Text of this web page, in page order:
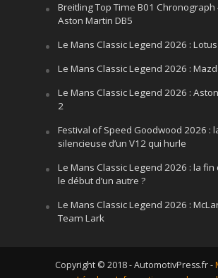
Breitling Top Time B01 Chronograph
Aston Martin DB5
Le Mans Classic Legend 2026 : Lotus
Le Mans Classic Legend 2026 :
Le Mans Classic Legend 2026 :
2
Festival of Speed Goodwood 2026 :
silencieuse d’un V12 qui hurle
Le Mans Classic Legend 2026 : la fin
le début d’un autre ?
Le Mans Classic Legend 2026 :
Team Lark
Copyright © 2018 - AutomotivPress.fr -